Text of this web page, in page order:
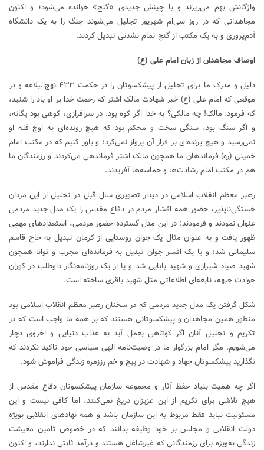
واژگانش بهم می‌ریزند و با چینش جدیدی «گنج» خوانده می‌شود؛ و اکنون
مجاهدانی که در روز سی‌ام شهریور تجلیل می‌شوند جنگ را به یک دانشگاه
آدم‌پروری و به یک مکتب از گنج تمام نشدنی تبدیل کردند.
اوصاف مجاهدان از زبان امام علی (ع)
دلیل و مدرک ما برای تجلیل از پیشکسوتان را در حکمت ۴۳۳ نهج‌البلاغه و در
موقعی که امام علی (ع) خبر شهادت مالک اشتر که رحمت خدا بر او باد را شنید،
که فرمود: مالک! چه مالکی؟ به خدا اگر کوه بود. در سرافرازی، کوهی بود یگانه،
و اگر سنگ بود، سنگی سخت و محکم بود که هیچ رونده‌ای به اوج قله او
نمی‌رسید و هیچ پرنده‌ای بر فراز آن پرواز نمی‌کرد؛ و باور کنیم که در مکتب امام
خمینی (ره) فرماندهان ما همچون مالک اشتر فرماندهی می‌کردند و رزمندگان ما
هم در مکتب امام رشادت‌ها و حماسه‌ها آفریدند.
رهبر معظم انقلاب اسلامی در دیدار تصویری سال قبل در تجلیل از این مردان
خستگی‌ناپذیر، حضور همه اقشار مردم در دفاع مقدس را یک مدل جدید مردمی
عنوان نمودند و فرمودند: در این مدل گسترده حضور مردمی، استعداد‌های مهمی
ظهور یافت و به عنوان مثال یک جوان روستایی از کرمان تبدیل به حاج قاسم
سلیمانی شد؛ و یا یک افسر جوان تبدیل به فرمانده‌ای مجرب و توانا همچون
شهید صیاد شیرازی و شهید بابایی شد و یا از یک روزنامه‌نگار داوطلب در کوران
حوادث جبهه، نابغه‌ای اطلاعاتی مثل شهید باقری ساخته است.
شکل گرفتن یک مدل جدید مردمی که در سخنان رهبر معظم انقلاب اسلامی بود
منظور همین مجاهدان و پیشکسوتانی هستند که بر همه ما واجب است که در
تکریم و تجلیل آنان اگر کوتاهی بعمل آید به عذاب دنیایی و اخروی دچار
می‌شویم. مگر امام بزرگوار ما در وصیت‌نامه الهی سیاسی خود تاکید نکردند که
نگذارید پیشکسوتان جهاد و شهادت در پیچ و خم رززمره زندگی فراموش شود.
اگر چه همیت بنیاد حفظ آثار و مجموعه سازمان پیشکسوتان دفاع مقدس از
هیچ تلاشی برای تکریم از این عزیزان دریغ نمی‌کنند، اما کافی نیست و این
مسئولیت نباید فقط مربوط به این سازمان باشد و همه نهاد‌های انقلابی بویژه
دولت انقلابی و مجلس بر خود وظیفه بدانند که در خصوص تامین معیشت
زندگی به‌ویژه برای رزمندگانی که غیرشاغل هستند و درآمد ثابتی ندارند، و اکنون